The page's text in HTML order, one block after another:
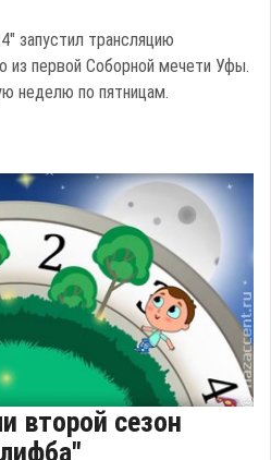
запустил трансляцию
из первой Соборной мечети Уфы.
неделю по пятницам.
второй сезон